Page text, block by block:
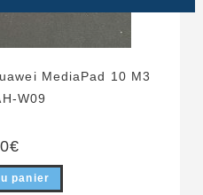
MediaPad 10 M3
W09
€
panier